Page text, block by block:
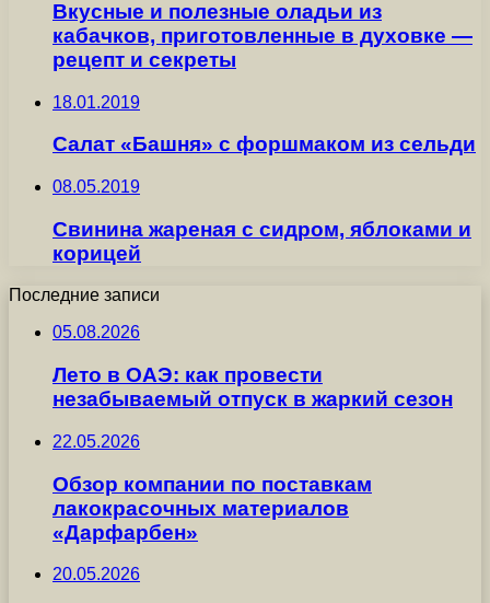
Вкусные и полезные оладьи из
кабачков, приготовленные в духовке —
рецепт и секреты
18.01.2019
Салат «Башня» с форшмаком из сельди
08.05.2019
Свинина жареная с сидром, яблоками и
корицей
Последние записи
05.08.2026
Лето в ОАЭ: как провести
незабываемый отпуск в жаркий сезон
22.05.2026
Обзор компании по поставкам
лакокрасочных материалов
«Дарфарбен»
20.05.2026